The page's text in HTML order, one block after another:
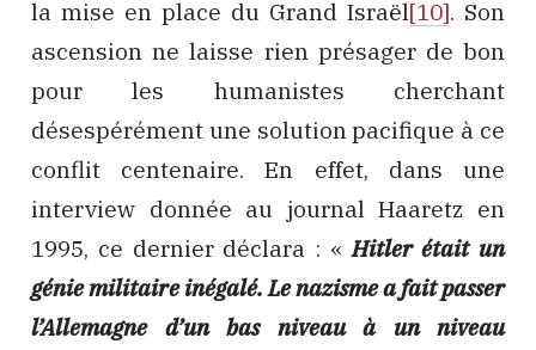
la mise en place du Grand Israël[10]. Son
ascension ne laisse rien présager de bon
pour les humanistes cherchant
désespérément une solution pacifique à ce
conflit centenaire. En effet, dans une
interview donnée au journal Haaretz en
1995, ce dernier déclara : «Hitler était un
génie militaire inégalé. Le nazisme a fait passer
l’Allemagne d’un bas niveau à un niveau